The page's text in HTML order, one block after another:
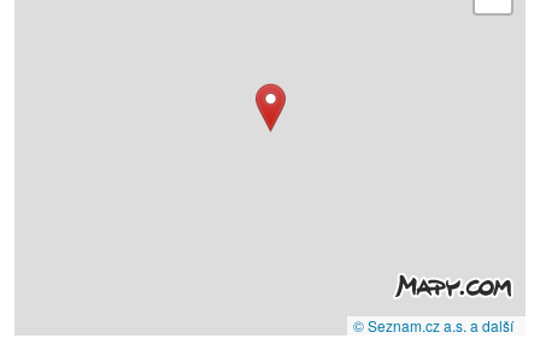
© Seznam.cz a.s. a další